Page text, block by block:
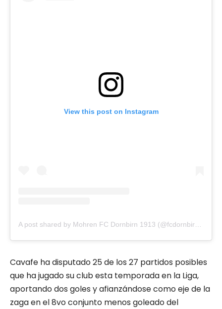
View this post on Instagram
Cavafe ha disputado 25 de los 27 partidos posibles
que ha jugado su club esta temporada en la Liga,
aportando dos goles y afianzándose como eje de la
zaga en el 8vo conjunto menos goleado del